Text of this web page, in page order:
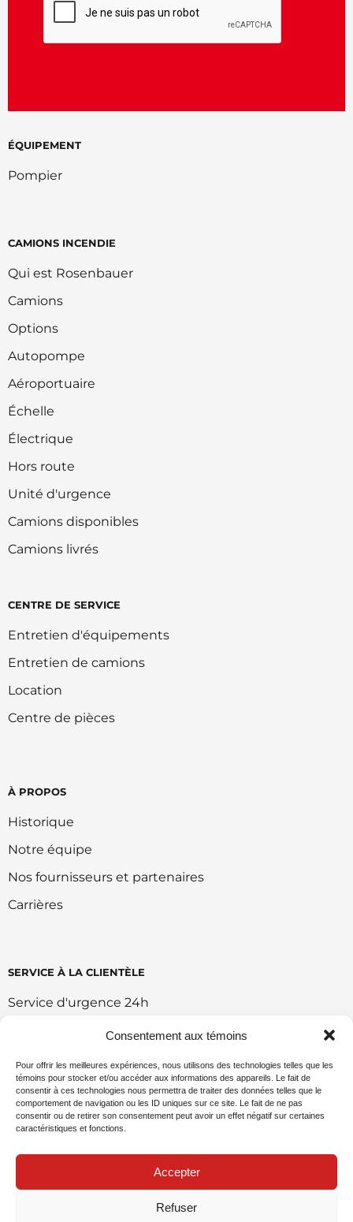
Consentement aux témoins
Pour offrir les meilleures expériences, nous utilisons des technologies telles que les
témoins pour stocker et/ou accéder aux informations des appareils. Le fait de
consentir à ces technologies nous permettra de traiter des données telles que le
comportement de navigation ou les ID uniques sur ce site. Le fait de ne pas
consentir ou de retirer son consentement peut avoir un effet négatif sur certaines
caractéristiques et fonctions.
Accepter
Refuser
ÉQUIPEMENT
Pompier
CAMIONS INCENDIE
Qui est Rosenbauer
Camions
Options
Autopompe
Aéroportuaire
Échelle
Électrique
Hors route
Unité d'urgence
Camions disponibles
Camions livrés
CENTRE DE SERVICE
Entretien d'équipements
Entretien de camions
Location
Centre de pièces
À PROPOS
Historique
Notre équipe
Nos fournisseurs et partenaires
Carrières
SERVICE À LA CLIENTÈLE
Service d'urgence 24h
Retour et échange
Conditions d'utilisation du portail
Politique de vente en ligne
Politique environnemental